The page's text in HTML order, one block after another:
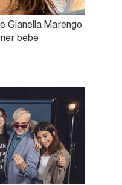
Gianella Marengo
bebé